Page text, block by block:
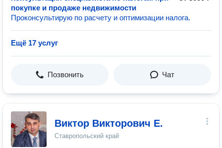
покупке и продаже недвижимости
Проконсультирую по расчету и оптимизации налога.
Ещё 17 услуг
Позвонить Чат
Виктор Викторович Е.
Ставропольский край